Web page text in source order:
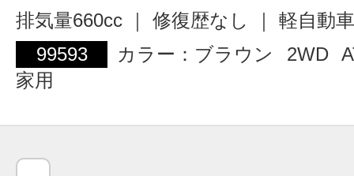
排気量660cc ｜ 修復歴なし ｜ 軽自動車
99593
カラー：ブラウン 2WD
家用